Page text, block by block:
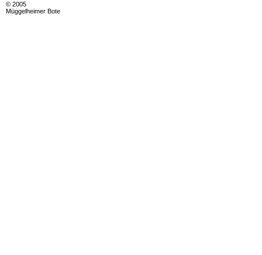
© 2005
Müggelheimer Bote